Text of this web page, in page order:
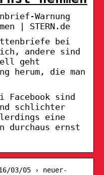
Warnung
| STERN.de
bei
andere sind
geht
herum, die man
sind
schlichter
eine
durchaus ernst
03/05 › neuer-